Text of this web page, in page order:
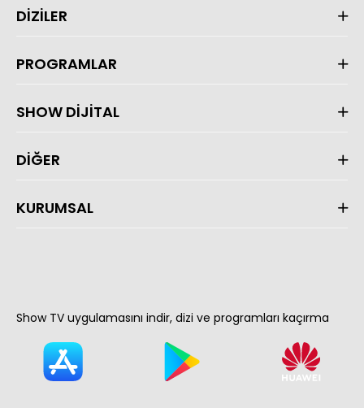
DİZİLER
PROGRAMLAR
SHOW DİJİTAL
DİĞER
KURUMSAL
Show TV uygulamasını indir, dizi ve programları kaçırma